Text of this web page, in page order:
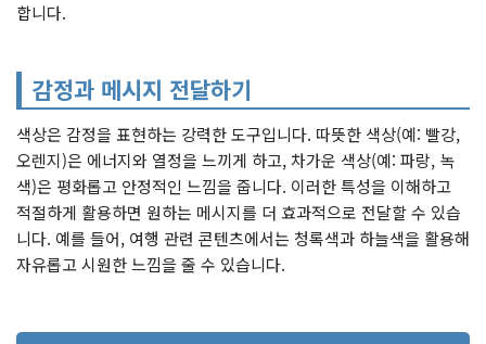
합니다.
감정과 메시지 전달하기
색상은 감정을 표현하는 강력한 도구입니다. 따뜻한 색상(예: 빨강,
오렌지)은 에너지와 열정을 느끼게 하고, 차가운 색상(예: 파랑, 녹
색)은 평화롭고 안정적인 느낌을 줍니다. 이러한 특성을 이해하고
적절하게 활용하면 원하는 메시지를 더 효과적으로 전달할 수 있습
니다. 예를 들어, 여행 관련 콘텐츠에서는 청록색과 하늘색을 활용해
자유롭고 시원한 느낌을 줄 수 있습니다.